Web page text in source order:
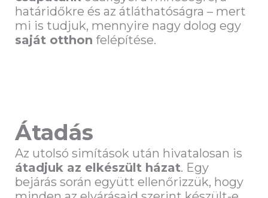
határidőkre és az átláthatóságra – mert
mi is tudjuk, mennyire nagy dolog egy
saját otthon felépítése.
Átadás
Az utolsó simítások után hivatalosan is
átadjuk az elkészült házat. Egy
bejárás során együtt ellenőrizzük, hogy